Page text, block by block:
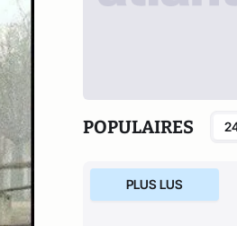
POPULAIRES
PLUS LUS